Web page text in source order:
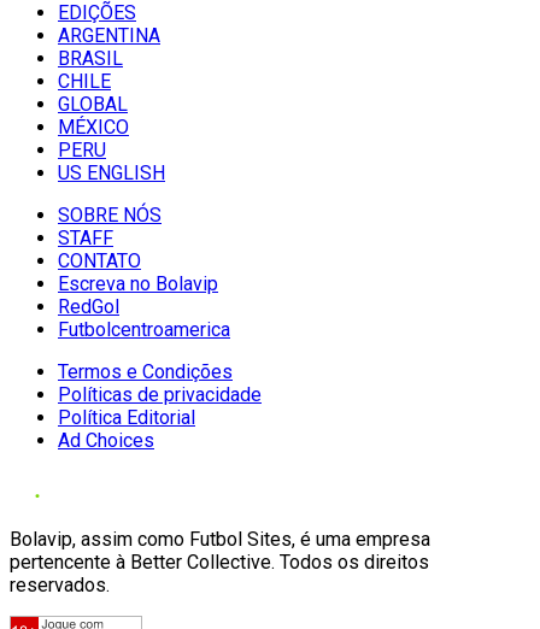
EDIÇÕES
ARGENTINA
BRASIL
CHILE
GLOBAL
MÉXICO
PERU
US ENGLISH
SOBRE NÓS
STAFF
CONTATO
Escreva no Bolavip
RedGol
Futbolcentroamerica
Termos e Condições
Políticas de privacidade
Política Editorial
Ad Choices
Bolavip, assim como Futbol Sites, é uma empresa
pertencente à Better Collective. Todos os direitos
reservados.